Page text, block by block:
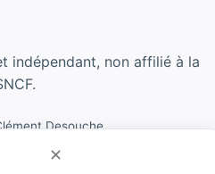
indépendant, non affilié à la
Desouche
✕